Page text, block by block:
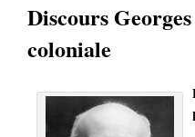
Discours
coloniale